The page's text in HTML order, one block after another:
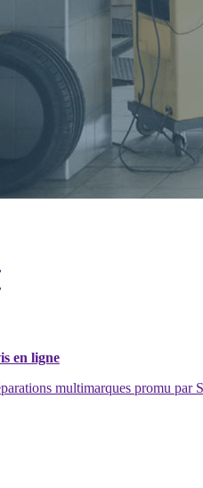
en ligne
multimarques promu par